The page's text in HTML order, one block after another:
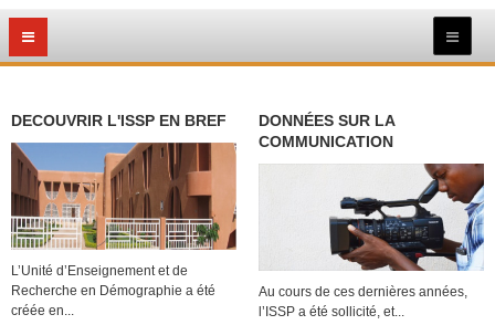
DECOUVRIR L'ISSP EN BREF
L’Unité d’Enseignement et de
Recherche en Démographie a été
créée en...
DONNÉES SUR LA
COMMUNICATION
Au cours de ces dernières années,
l’ISSP a été sollicité, et...